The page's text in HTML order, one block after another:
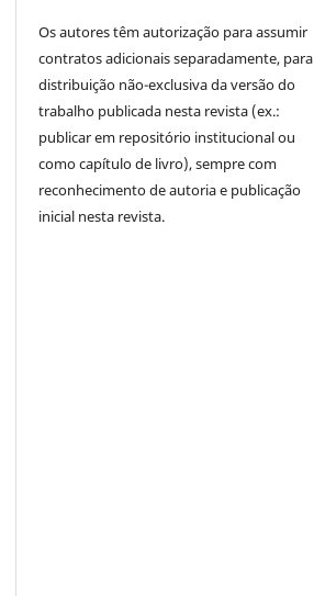
Os autores têm autorização para assumir
contratos adicionais separadamente, para
distribuição não-exclusiva da versão do
trabalho publicada nesta revista (ex.:
publicar em repositório institucional ou
como capítulo de livro), sempre com
reconhecimento de autoria e publicação
inicial nesta revista.